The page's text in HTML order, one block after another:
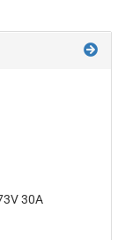
30A